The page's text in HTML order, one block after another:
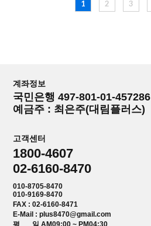
1 2 3
계좌정보
국민은행 497-801-01-457286
예금주 : 최은주(대림플러스)
고객센터
1800-4607
02-6160-8470
010-8705-8470
010-9169-8470
FAX : 02-6160-8471
E-Mail : plus8470@gmail.com
평 일 AM09:00 ~ PM04:30